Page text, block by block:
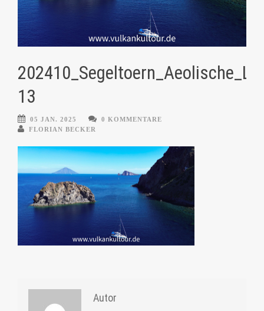
13
05 JAN. 2025
0 KOMMENTARE
FLORIAN BECKER
Autor